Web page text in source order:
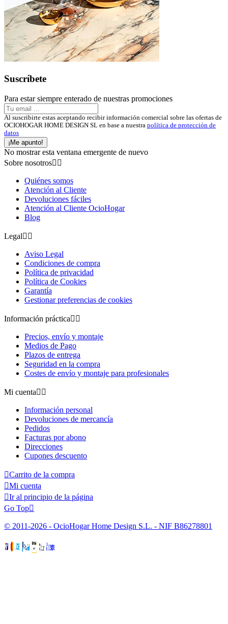
Suscríbete
Para estar siempre enterado de nuestras promociones
Al suscribirte estas aceptando recibir información comercial sobre las ofertas de
OCIOHOGAR HOME DESIGN SL en base a nuestra política de protección de
datos
¡Me apunto!
No mostrar esta ventana emergente de nuevo
Sobre nosotros 
Quiénes somos
Atención al Cliente
Devoluciones fáciles
Atención al Cliente OcioHogar
Blog
Legal 
Aviso Legal
Condiciones de compra
Política de privacidad
Política de Cookies
Garantía
Gestionar preferencias de cookies
Información práctica 
Precios, envío y montaje
Medios de Pago
Plazos de entrega
Seguridad en la compra
Costes de envío y montaje para profesionales
Mi cuenta 
Información personal
Devoluciones de mercancía
Pedidos
Facturas por abono
Direcciones
Cupones descuento
Carrito de la compra
Mi cuenta
Ir al principio de la página
Go Top
© 2011-2026 - OcioHogar Home Design S.L. - NIF B86278801